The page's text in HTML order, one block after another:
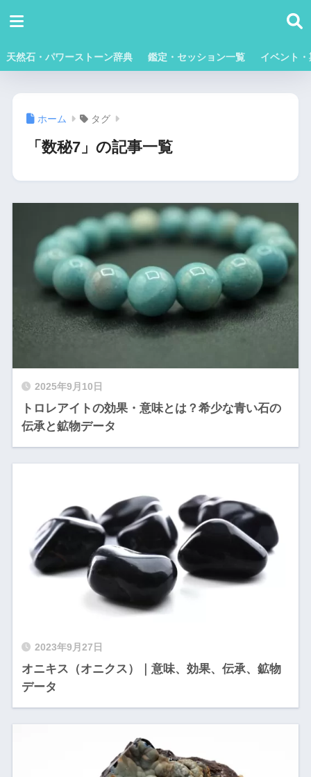
天然石・パワーストーン辞典 鑑定・セッション一覧 イベント
ホーム タグ
「数秘7」の記事一覧
2025年9月10日
トロレアイトの効果・意味とは？希少な青い石の
伝承と鉱物データ
2023年9月27日
オニキス（オニクス）｜意味、効果、伝承、鉱物
データ